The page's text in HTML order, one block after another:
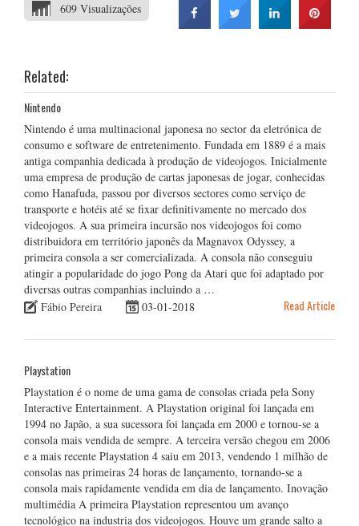
609 Visualizações
Related:
Nintendo
Nintendo é uma multinacional japonesa no sector da eletrónica de
consumo e software de entretenimento. Fundada em 1889 é a mais
antiga companhia dedicada à produção de videojogos. Inicialmente
uma empresa de produção de cartas japonesas de jogar, conhecidas
como Hanafuda, passou por diversos sectores como serviço de
transporte e hotéis até se fixar definitivamente no mercado dos
videojogos. A sua primeira incursão nos videojogos foi como
distribuidora em território japonês da Magnavox Odyssey, a
primeira consola a ser comercializada. A consola não conseguiu
atingir a popularidade do jogo Pong da Atari que foi adaptado por
diversas outras companhias incluindo a …
Fábio Pereira
03-01-2018 Read Article
Playstation
Playstation é o nome de uma gama de consolas criada pela Sony
Interactive Entertainment. A Playstation original foi lançada em
1994 no Japão, a sua sucessora foi lançada em 2000 e tornou-se a
consola mais vendida de sempre. A terceira versão chegou em 2006
e a mais recente Playstation 4 saiu em 2013, vendendo 1 milhão de
consolas nas primeiras 24 horas de lançamento, tornando-se a
consola mais rapidamente vendida em dia de lançamento. Inovação
multimédia A primeira Playstation representou um avanço
tecnológico na industria dos videojogos. Houve um grande salto a